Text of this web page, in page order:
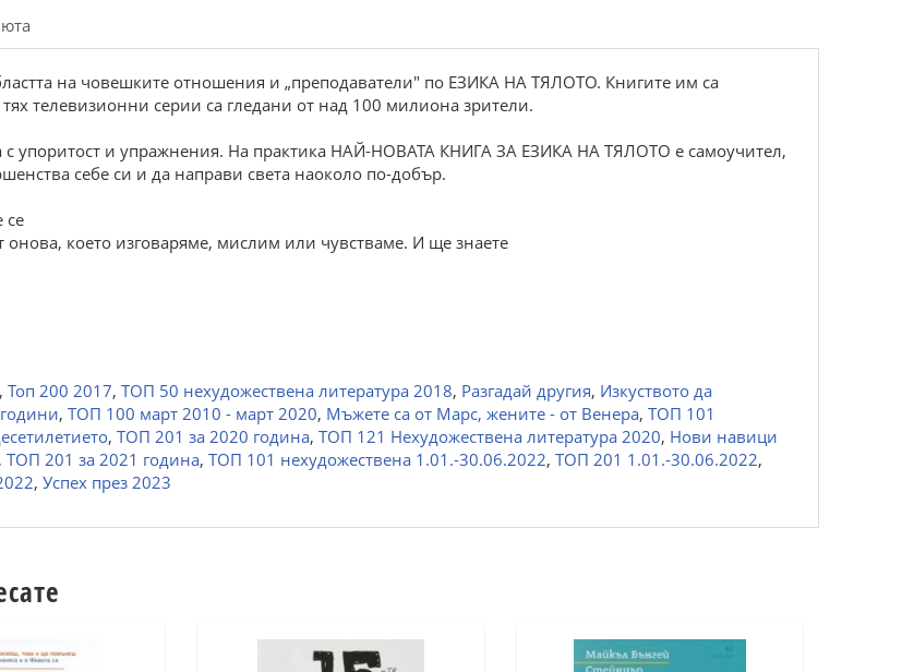
на човешките отношения и „преподаватели" по ЕЗИКА НА ТЯЛОТО. Книгите им са
телевизионни серии са гледани от над 100 милиона зрители.
с упоритост и упражнения. На практика НАЙ-НОВАТА КНИГА ЗА ЕЗИКА НА ТЯЛОТО е самоучител,
себе си и да направи света наоколо по-добър.
се
което изговаряме, мислим или чувстваме. И ще знаете
, Топ 200 2017, ТОП 50 нехудожествена литература 2018, Разгадай другия, Изкуството да
, ТОП 100 март 2010 - март 2020, Мъжете са от Марс, жените - от Венера, ТОП 101
, ТОП 201 за 2020 година, ТОП 121 Нехудожествена литература 2020, Нови навици
, ТОП 201 за 2021 година, ТОП 101 нехудожествена 1.01.-30.06.2022, ТОП 201 1.01.-30.06.2022,
, Успех през 2023